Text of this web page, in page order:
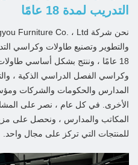
التدريب لمدة 18 عامًا
والتطوير وتصنيع طاولات وكراسي
18 عامًا ، وننتج بشكل أساسي
وكراسي الفصل الدراسي الذكية ،
المدارس والحكومات والشركات
الأخرى. في كل عام ، نصر على
المكاتب والمدارس ، ونحصل على
للمنتجات التي تركز على مجال واحد.